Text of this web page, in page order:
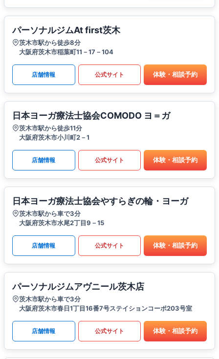
パーソナルジムAt first茨木
茨木市駅から徒歩8分
大阪府茨木市稲葉町11－17－104
店舗情報 公式サイト 体験・相談予約
日本ヨーガ療法士協会COMODO ヨ＝ガ
茨木市駅から徒歩11分
大阪府茨木市小川町2－1
店舗情報 公式サイト 体験・相談予約
日本ヨーガ療法士協会やすらぎの輪・ヨーガ
茨木市駅から車で3分
大阪府茨木市水尾2丁目9－15
店舗情報 公式サイト 体験・相談予約
パーソナルジムアヴニール茨木店
茨木市駅から車で3分
大阪府茨木市春日1丁目16番7号ステイションコーポ203号室
店舗情報 公式サイト 体験・相談予約